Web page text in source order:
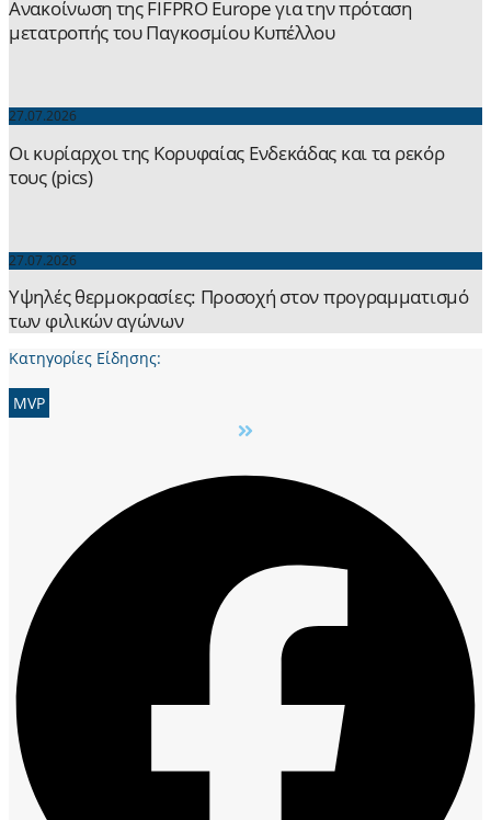
Ανακοίνωση της FIFPRO Europe για την πρόταση
μετατροπής του Παγκοσμίου Κυπέλλου
27.07.2026
Οι κυρίαρχοι της Κορυφαίας Ενδεκάδας και τα ρεκόρ
τους (pics)
27.07.2026
Yψηλές θερμοκρασίες: Προσοχή στον προγραμματισμό
των φιλικών αγώνων
Κατηγορίες Είδησης:
MVP